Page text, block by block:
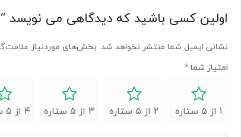
اولین کسی باشید که دیدگاهی می نویسد
نشانی ایمیل شما منتشر نخواهد شد. بخش‌های موردنیاز
امتیاز شما *
۱ از ۵ ستاره ۲ از ۵ ستاره ۳ از ۵ ستاره ۴ از ۵ ستاره